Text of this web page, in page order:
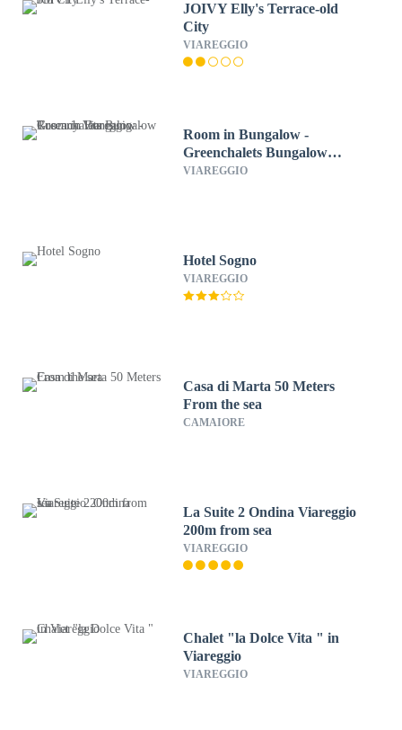
JOIVY Elly's Terrace-old
City
VIAREGGIO
Room in Bungalow -
Greenchalets Bungalow
Tuscany Viareggio
VIAREGGIO
Hotel Sogno
VIAREGGIO
Casa di Marta 50 Meters
From the sea
CAMAIORE
La Suite 2 Ondina Viareggio
200m from sea
VIAREGGIO
Chalet "la Dolce Vita " in
Viareggio
VIAREGGIO